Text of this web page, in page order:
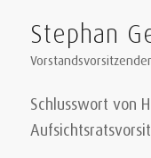
Stephan
Schlusswort von